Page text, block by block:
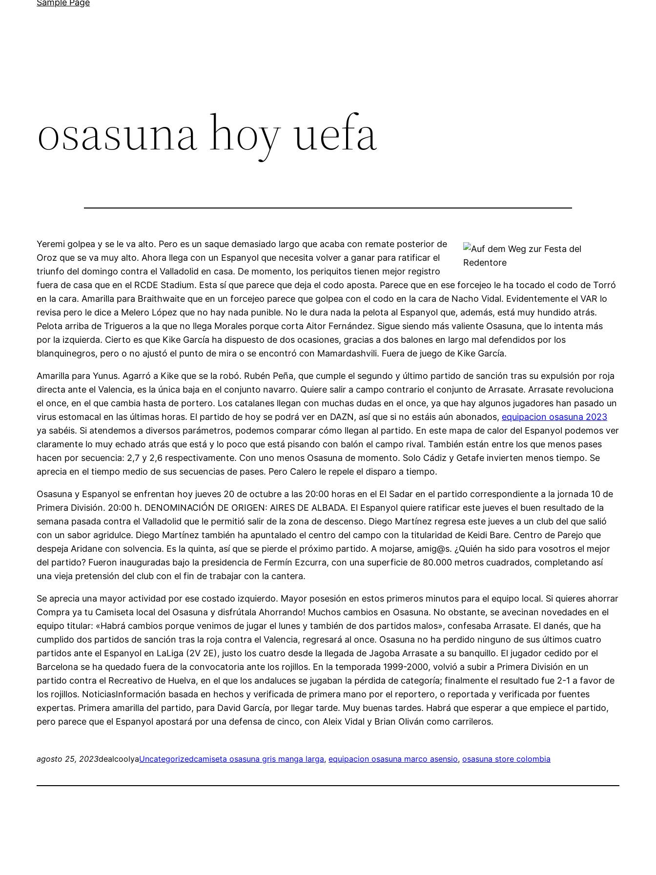
Sample Page
osasuna hoy uefa
Yeremi golpea y se le va alto. Pero es un saque demasiado largo que acaba con remate posterior de
Oroz que se va muy alto. Ahora llega con un Espanyol que necesita volver a ganar para ratificar el
triunfo del domingo contra el Valladolid en casa. De momento, los periquitos tienen mejor registro
fuera de casa que en el RCDE Stadium. Esta sí que parece que deja el codo aposta. Parece que en ese forcejeo le ha tocado el codo de Torró
en la cara. Amarilla para Braithwaite que en un forcejeo parece que golpea con el codo en la cara de Nacho Vidal. Evidentemente el VAR lo
revisa pero le dice a Melero López que no hay nada punible. No le dura nada la pelota al Espanyol que, además, está muy hundido atrás.
Pelota arriba de Trigueros a la que no llega Morales porque corta Aitor Fernández. Sigue siendo más valiente Osasuna, que lo intenta más
por la izquierda. Cierto es que Kike García ha dispuesto de dos ocasiones, gracias a dos balones en largo mal defendidos por los
blanquinegros, pero o no ajustó el punto de mira o se encontró con Mamardashvili. Fuera de juego de Kike García.
Amarilla para Yunus. Agarró a Kike que se la robó. Rubén Peña, que cumple el segundo y último partido de sanción tras su expulsión por roja
directa ante el Valencia, es la única baja en el conjunto navarro. Quiere salir a campo contrario el conjunto de Arrasate. Arrasate revoluciona
el once, en el que cambia hasta de portero. Los catalanes llegan con muchas dudas en el once, ya que hay algunos jugadores han pasado un
virus estomacal en las últimas horas. El partido de hoy se podrá ver en DAZN, así que si no estáis aún abonados, equipacion osasuna 2023
ya sabéis. Si atendemos a diversos parámetros, podemos comparar cómo llegan al partido. En este mapa de calor del Espanyol podemos ver
claramente lo muy echado atrás que está y lo poco que está pisando con balón el campo rival. También están entre los que menos pases
hacen por secuencia: 2,7 y 2,6 respectivamente. Con uno menos Osasuna de momento. Solo Cádiz y Getafe invierten menos tiempo. Se
aprecia en el tiempo medio de sus secuencias de pases. Pero Calero le repele el disparo a tiempo.
Osasuna y Espanyol se enfrentan hoy jueves 20 de octubre a las 20:00 horas en el El Sadar en el partido correspondiente a la jornada 10 de
Primera División. 20:00 h. DENOMINACIÓN DE ORIGEN: AIRES DE ALBADA. El Espanyol quiere ratificar este jueves el buen resultado de la
semana pasada contra el Valladolid que le permitió salir de la zona de descenso. Diego Martínez regresa este jueves a un club del que salió
con un sabor agridulce. Diego Martínez también ha apuntalado el centro del campo con la titularidad de Keidi Bare. Centro de Parejo que
despeja Aridane con solvencia. Es la quinta, así que se pierde el próximo partido. A mojarse, amig@s. ¿Quién ha sido para vosotros el mejor
del partido? Fueron inauguradas bajo la presidencia de Fermín Ezcurra, con una superficie de 80.000 metros cuadrados, completando así
una vieja pretensión del club con el fin de trabajar con la cantera.
Se aprecia una mayor actividad por ese costado izquierdo. Mayor posesión en estos primeros minutos para el equipo local. Si quieres ahorrar
Compra ya tu Camiseta local del Osasuna y disfrútala Ahorrando! Muchos cambios en Osasuna. No obstante, se avecinan novedades en el
equipo titular: «Habrá cambios porque venimos de jugar el lunes y también de dos partidos malos», confesaba Arrasate. El danés, que ha
cumplido dos partidos de sanción tras la roja contra el Valencia, regresará al once. Osasuna no ha perdido ninguno de sus últimos cuatro
partidos ante el Espanyol en LaLiga (2V 2E), justo los cuatro desde la llegada de Jagoba Arrasate a su banquillo. El jugador cedido por el
Barcelona se ha quedado fuera de la convocatoria ante los rojillos. En la temporada 1999-2000, volvió a subir a Primera División en un
partido contra el Recreativo de Huelva, en el que los andaluces se jugaban la pérdida de categoría; finalmente el resultado fue 2-1 a favor de
los rojillos. NoticiasInformación basada en hechos y verificada de primera mano por el reportero, o reportada y verificada por fuentes
expertas. Primera amarilla del partido, para David García, por llegar tarde. Muy buenas tardes. Habrá que esperar a que empiece el partido,
pero parece que el Espanyol apostará por una defensa de cinco, con Aleix Vidal y Brian Oliván como carrileros.
agosto 25, 2023dealcoolyaUncategorizedcamiseta osasuna gris manga larga, equipacion osasuna marco asensio, osasuna store colombia